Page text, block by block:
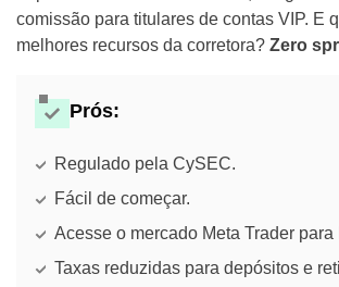
comissão para titulares de contas VIP. E
melhores recursos da corretora? Zero
Prós:
Regulado pela CySEC.
Fácil de começar.
Acesse o mercado Meta Trader para
Taxas reduzidas para depósitos e